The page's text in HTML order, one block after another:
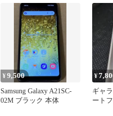
ャラ
¥9,500
Samsung Galaxy A21SC-
02M ブラック 本体
¥
ギャ
ート